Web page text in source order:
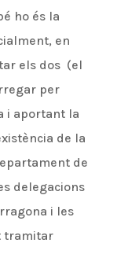
ho és la
en
els dos (el
per
i aportant la
de la
de
delegacions
i les
tramitar